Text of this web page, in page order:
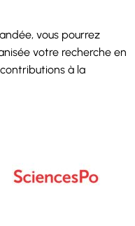
vous pourrez
votre recherche en
à la